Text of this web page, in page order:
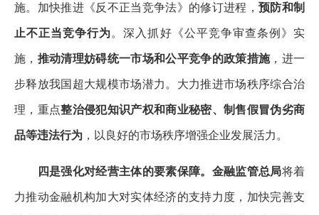
施。加快推进《反不正当竞争法》的修订进程， 预防和制
止不正当竞争行为。深入抓好《公平竞争审查条例》实
施， 推动清理妨碍统一市场和公平竞争的政策措施，进一
步释放我国超大规模市场潜力。大力推进市场秩序综合治
理，重点整治侵犯知识产权和商业秘密、制售假冒伪劣商
品等违法行为 ，以良好的市场秩序增强企业发展活力。
四是强化对经营主体的要素保障。金融监管总局将着
力推动金融机构加大对实体经济的支持力度，加快完善支